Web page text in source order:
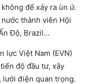
để xảy ra ùn ứ.
thành viên Hội
Độ, Brazil…
lực Việt Nam (EVN)
độ đầu tư, xây
điện quan trọng.